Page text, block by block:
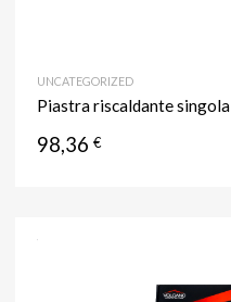
UNCATEGORIZED
Piastra riscaldante singola
98,36 €